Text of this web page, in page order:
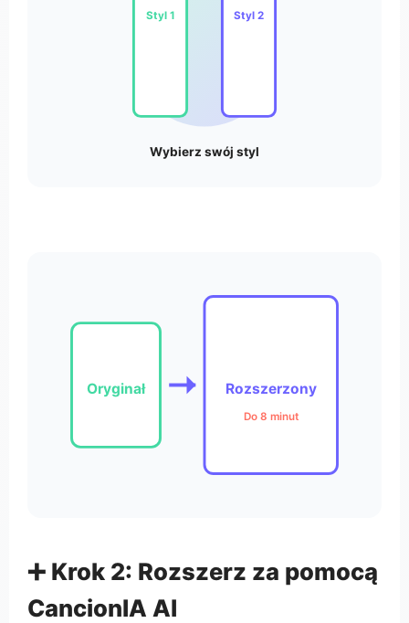
Styl 1 Styl 2
Wybierz swój styl
Oryginał Rozszerzony
Do 8 minut
➕ Krok 2: Rozszerz za pomocą
CancionIA AI